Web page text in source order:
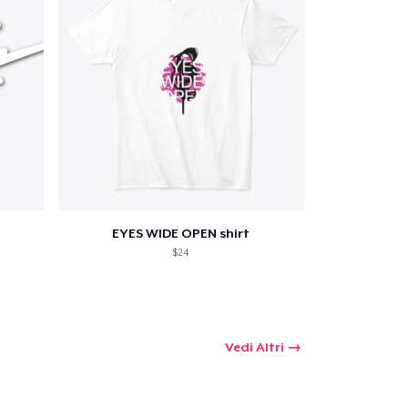
EYES WIDE OPEN shirt
$24
Vedi Altri